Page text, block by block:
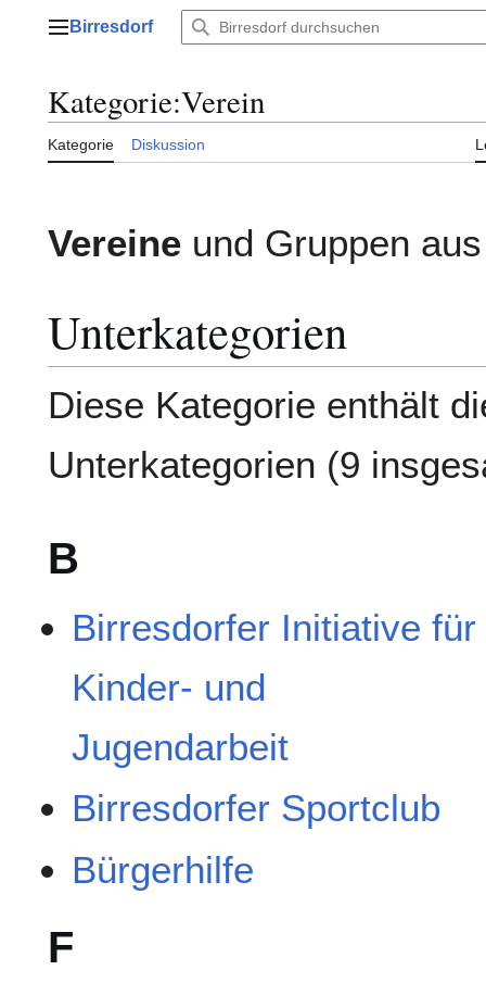
Hauptmenü
Birresdorf
Kategorie:Verein
Kategorie Diskussion
Vereine und Gruppen
Unterkategorien
Diese Kategorie enthält
Unterkategorien (9
B
Birresdorfer Initiative für
Kinder- und
Jugendarbeit
Birresdorfer Sportclub
Bürgerhilfe
F